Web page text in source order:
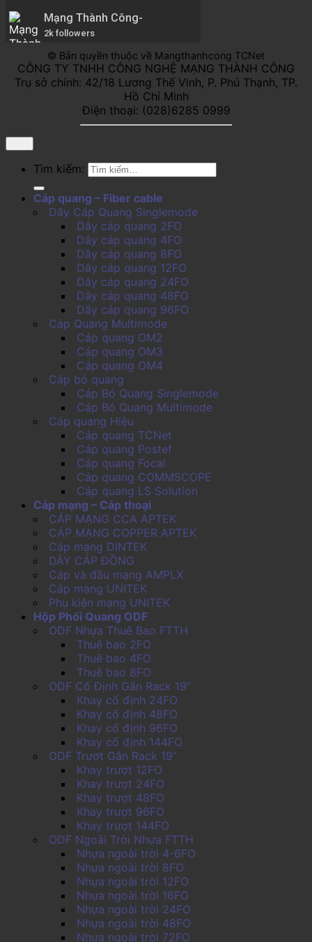
Mạng Thành Công-
2k followers
© Bản quyền thuộc về Mangthanhcong TCNet
CÔNG TY TNHH CÔNG NGHỆ MẠNG THÀNH CÔNG
Trụ sở chính: 42/18 Lương Thế Vinh, P. Phú Thạnh, TP.
Hồ Chí Minh
Điện thoại: (028)6285 0999
Tìm kiếm:
Cáp quang – Fiber cable
Dây Cáp Quang Singlemode
Dây cáp quang 2FO
Dây cáp quang 4FO
Dây cáp quang 8FO
Dây cáp quang 12FO
Dây cáp quang 24FO
Dây cáp quang 48FO
Dây cáp quang 96FO
Cáp Quang Multimode
Cáp quang OM2
Cáp quang OM3
Cáp quang OM4
Cáp bó quang
Cáp Bó Quang Singlemode
Cáp Bó Quang Multimode
Cáp quang Hiệu
Cáp quang TCNet
Cáp quang Postef
Cáp quang Focal
Cáp quang COMMSCOPE
Cáp quang LS Solution
Cáp mạng – Cáp thoại
CÁP MẠNG CCA APTEK
CÁP MẠNG COPPER APTEK
Cáp mạng DINTEK
DÂY CÁP ĐỒNG
Cáp và đầu mạng AMPLX
Cáp mạng UNITEK
Phụ kiện mạng UNITEK
Hộp Phối Quang ODF
ODF Nhựa Thuê Bao FTTH
Thuê bao 2FO
Thuê bao 4FO
Thuê bao 8FO
ODF Cố Định Gắn Rack 19”
Khay cố định 24FO
Khay cố định 48FO
Khay cố định 96FO
Khay cố định 144FO
ODF Trượt Gắn Rack 19”
Khay trượt 12FO
Khay trượt 24FO
Khay trượt 48FO
Khay trượt 96FO
Khay trượt 144FO
ODF Ngoài Trời Nhựa FTTH
Nhựa ngoài trời 4-6FO
Nhựa ngoài trời 8FO
Nhựa ngoài trời 12FO
Nhựa ngoài trời 16FO
Nhựa ngoài trời 24FO
Nhựa ngoài trời 48FO
Nhựa ngoài trời 72FO